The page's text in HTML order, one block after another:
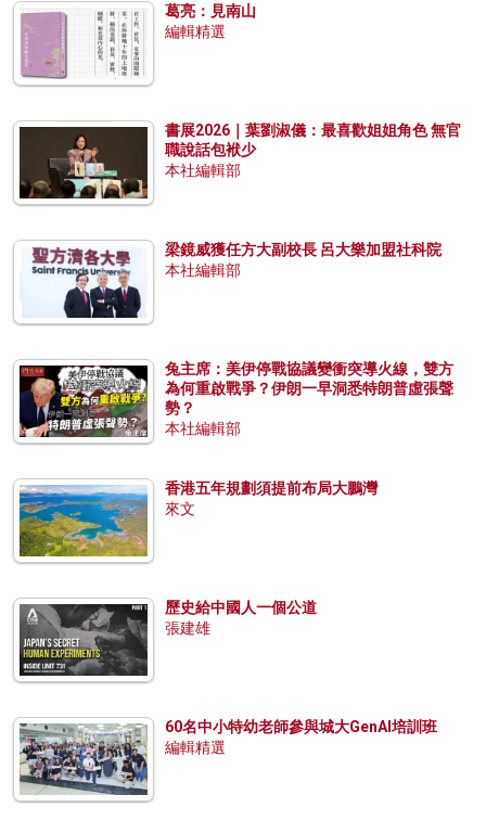
葛亮：見南山
編輯精選
書展2026｜葉劉淑儀：最喜歡姐姐角色 無官
職說話包袱少
本社編輯部
梁鏡威獲任方大副校長 呂大樂加盟社科院
本社編輯部
兔主席：美伊停戰協議變衝突導火線，雙方
為何重啟戰爭？伊朗一早洞悉特朗普虛張聲
勢？
本社編輯部
香港五年規劃須提前布局大鵬灣
來文
歷史給中國人一個公道
張建雄
60名中小特幼老師參與城大GenAI培訓班
編輯精選